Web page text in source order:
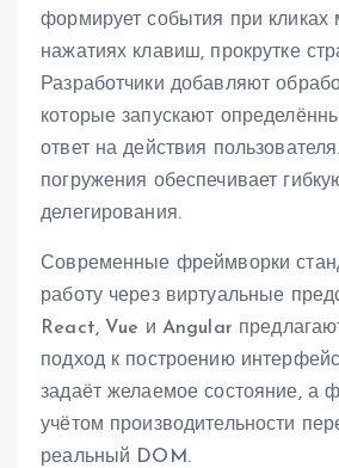
формирует события при
нажатиях клавиш, прокрутке
Разработчики добавляют
которые запускают
ответ на действия
погружения обеспечивает
делегирования.
Современные фреймворки
работу через виртуальные
React, Vue и Angular
подход к построению
задаёт желаемое состояние, а
учётом производительности
реальный DOM.